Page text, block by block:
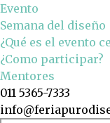
Evento
Semana del diseño
¿Qué es el evento
¿Como participar?
Mentores
011 5365-7333